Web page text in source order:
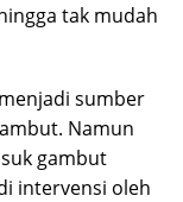
tak mudah
sumber
Namun
gambut
intervensi oleh